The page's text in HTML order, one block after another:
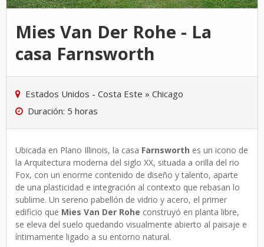
Mies Van Der Rohe - La
casa Farnsworth
Estados Unidos - Costa Este » Chicago
Duración: 5 horas
Ubicada en Plano Illinois, la casa Farnsworth es un icono de
la Arquitectura moderna del siglo XX, situada a orilla del rio
Fox, con un enorme contenido de diseño y talento, aparte
de una plasticidad e integración al contexto que rebasan lo
sublime. Un sereno pabellón de vidrio y acero, el primer
edificio que Mies Van Der Rohe construyó en planta libre,
se eleva del suelo quedando visualmente abierto al paisaje e
íntimamente ligado a su entorno natural.